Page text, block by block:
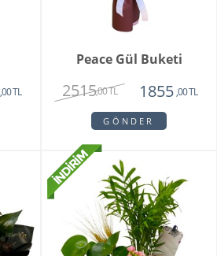
,00 TL
Peace Gül Buketi
2515,00 TL 1855 ,00 TL
GÖNDER